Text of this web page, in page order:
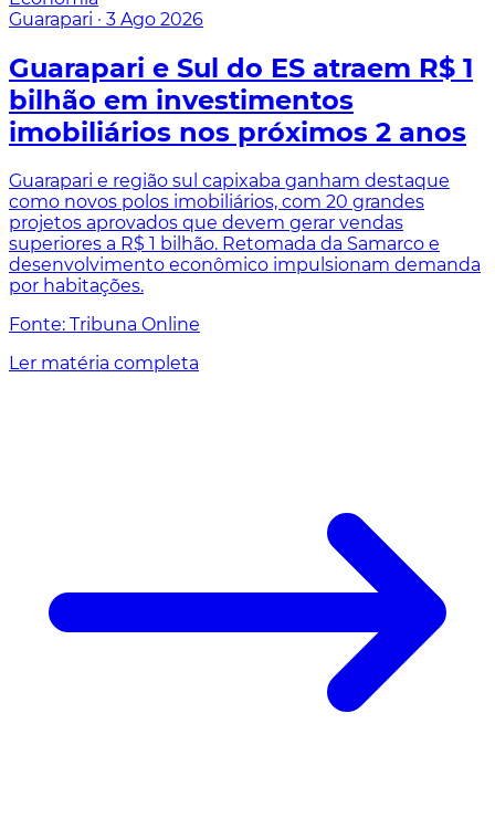
Guarapari · 3 Ago 2026
Guarapari e Sul do ES atraem R$ 1
bilhão em investimentos
imobiliários nos próximos 2 anos
Guarapari e região sul capixaba ganham destaque
como novos polos imobiliários, com 20 grandes
projetos aprovados que devem gerar vendas
superiores a R$ 1 bilhão. Retomada da Samarco e
desenvolvimento econômico impulsionam demanda
por habitações.
Fonte: Tribuna Online
Ler matéria completa